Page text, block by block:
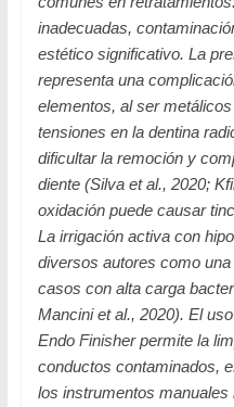
inadecuadas,
estético significativo. La
representa una
elementos, al ser
tensiones en la dentina
dificultar la remoción y
diente (Silva et al., 2020;
oxidación puede causar
La irrigación activa con
diversos autores como
casos con alta carga
Mancini et al., 2020). El
Endo Finisher permite la
conductos contaminados,
los instrumentos manuales